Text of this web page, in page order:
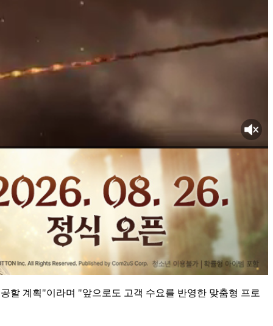
할 계획"이라며 "앞으로도 고객 수요를 반영한 맞춤형 프로